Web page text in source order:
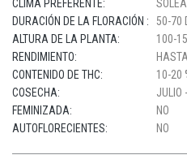
CLIMA PREFERENTE:
DURACIÓN DE LA FLORACIÓN :
50-70
ALTURA DE LA PLANTA:
100-
RENDIMIENTO:
CONTENIDO DE THC:
10-20
COSECHA:
JULIO
FEMINIZADA:
NO
AUTOFLORECIENTES:
NO